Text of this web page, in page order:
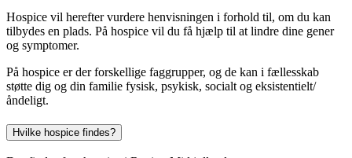
Hospice vil herefter vurdere henvisningen i forhold til, om du kan
tilbydes en plads. På hospice vil du få hjælp til at lindre dine gener
og symptomer.
På hospice er der forskellige faggrupper, og de kan i fællesskab
støtte dig og din familie fysisk, psykisk, socialt og eksistentielt/
åndeligt.
Hvilke hospice findes?